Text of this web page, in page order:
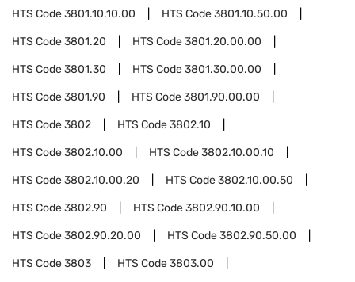
HTS Code3801.10.10.00 HTS Code3801.10.50.00
HTS Code3801.20 HTS Code3801.20.00.00
HTS Code3801.30 HTS Code3801.30.00.00
HTS Code3801.90 HTS Code3801.90.00.00
HTS Code3802 HTS Code3802.10
HTS Code3802.10.00 HTS Code3802.10.00.10
HTS Code3802.10.00.20 HTS Code3802.10.00.50
HTS Code3802.90 HTS Code3802.90.10.00
HTS Code3802.90.20.00 HTS Code3802.90.50.00
HTS Code3803 HTS Code3803.00